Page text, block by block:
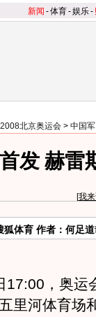
新闻 -体育-娱乐-
北京奥运会 > 中国
发 赫雷
[我
狐体育 作者：何足
，奥运
里河体育场